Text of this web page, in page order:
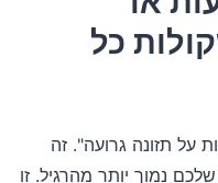
כל
על תזונה גרועה". זה
נמוך יותר מהרגיל. זו